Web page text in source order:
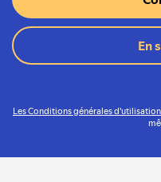
En
Les Conditions générales